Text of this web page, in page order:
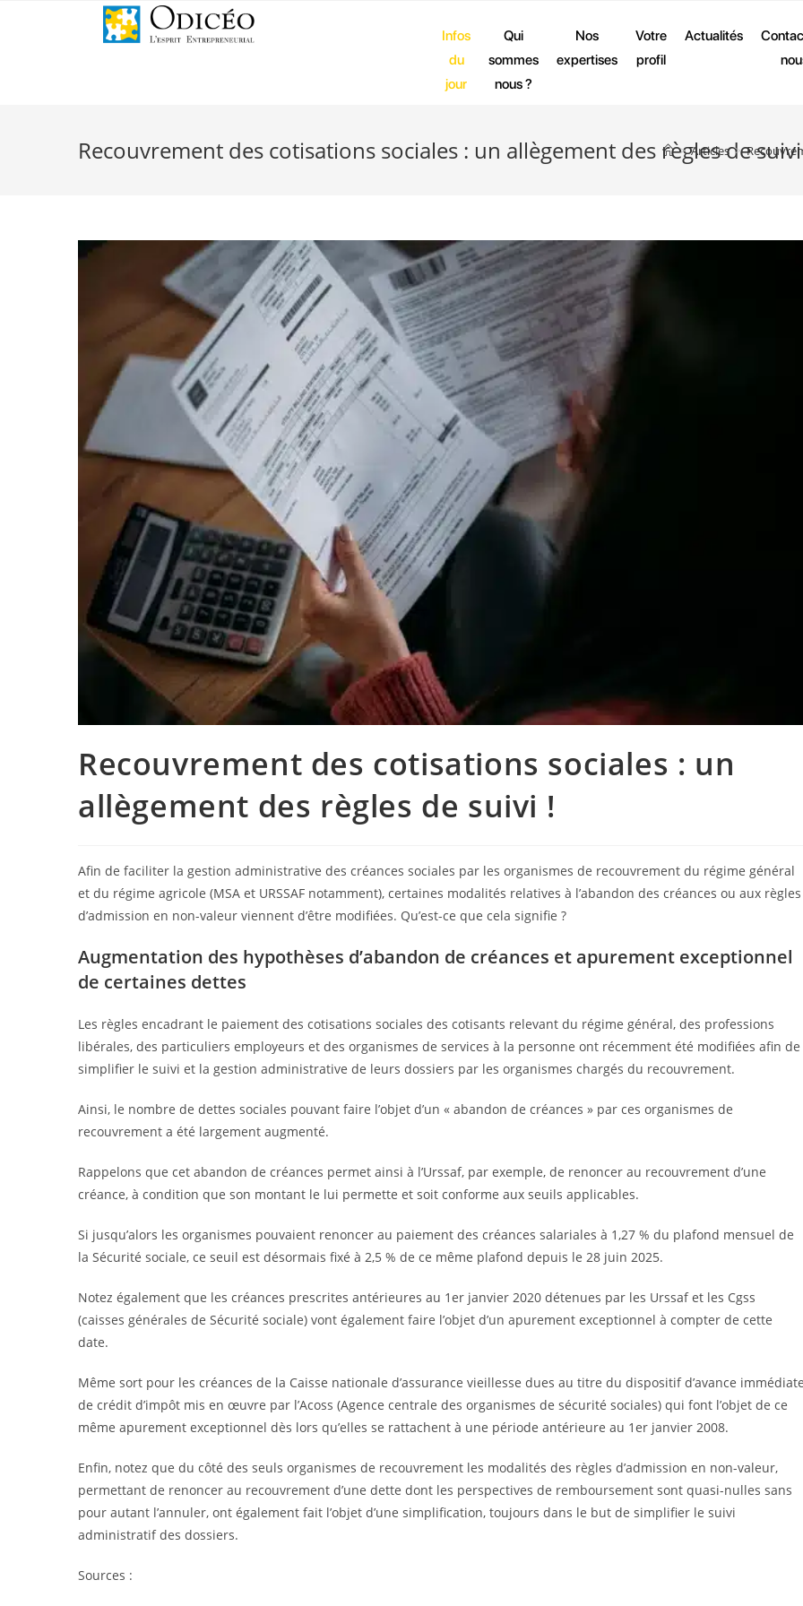
Infos
du
jour
Qui
sommes
nous ?
Nos
expertises
Votre
profil
Actualités
Recouvrement des cotisations sociales : un allègement des règles de
> Articles >
Recouvrement des cotisations sociales : un
allègement des règles de suivi !
Afin de faciliter la gestion administrative des créances sociales par les organismes de recouvrement du régime général
et du régime agricole (MSA et URSSAF notamment), certaines modalités relatives à l’abandon des créances ou aux règles
d’admission en non-valeur viennent d’être modifiées. Qu’est-ce que cela signifie ?
Augmentation des hypothèses d’abandon de créances et apurement exceptionnel
de certaines dettes
Les règles encadrant le paiement des cotisations sociales des cotisants relevant du régime général, des professions
libérales, des particuliers employeurs et des organismes de services à la personne ont récemment été modifiées afin de
simplifier le suivi et la gestion administrative de leurs dossiers par les organismes chargés du recouvrement.
Ainsi, le nombre de dettes sociales pouvant faire l’objet d’un « abandon de créances » par ces organismes de
recouvrement a été largement augmenté.
Rappelons que cet abandon de créances permet ainsi à l’Urssaf, par exemple, de renoncer au recouvrement d’une
créance, à condition que son montant le lui permette et soit conforme aux seuils applicables.
Si jusqu’alors les organismes pouvaient renoncer au paiement des créances salariales à 1,27 % du plafond mensuel de
la Sécurité sociale, ce seuil est désormais fixé à 2,5 % de ce même plafond depuis le 28 juin 2025.
Notez également que les créances prescrites antérieures au 1er janvier 2020 détenues par les Urssaf et les Cgss
(caisses générales de Sécurité sociale) vont également faire l’objet d’un apurement exceptionnel à compter de cette
date.
Même sort pour les créances de la Caisse nationale d’assurance vieillesse dues au titre du dispositif d’avance
de crédit d’impôt mis en œuvre par l’Acoss (Agence centrale des organismes de sécurité sociales) qui font l’objet de ce
même apurement exceptionnel dès lors qu’elles se rattachent à une période antérieure au 1er janvier 2008.
Enfin, notez que du côté des seuls organismes de recouvrement les modalités des règles d’admission en non-valeur,
permettant de renoncer au recouvrement d’une dette dont les perspectives de remboursement sont quasi-nulles sans
pour autant l’annuler, ont également fait l’objet d’une simplification, toujours dans le but de simplifier le suivi
administratif des dossiers.
Sources :